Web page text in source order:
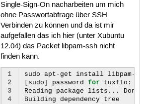
Single-Sign-On nacharbeiten um mich
ohne Passwortabfrage über SSH
Verbinden zu können und da ist mir
aufgefallen das ich hier (unter Xubuntu
12.04) das Packet libpam-ssh nicht
finden kann:
1
2
3
4
sudo apt-get
install
sudo password for
tuxflo:
Reading
package lists...
Done
Building
dependency
tree